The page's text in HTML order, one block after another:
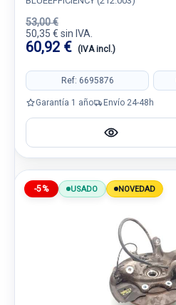
53,00 €
50,35 € sin IVA.
60,92 € (IVA incl.)
Ref: 6695876
Garantía 1 año Envío 24-48h
-5% USADO NOVEDAD